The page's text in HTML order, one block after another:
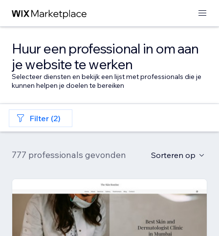
Huur een professional in om aan
je website te werken
Selecteer diensten en bekijk een lijst met professionals die je
kunnen helpen je doelen te bereiken
Filter (2)
777 professionals gevonden Sorteren op